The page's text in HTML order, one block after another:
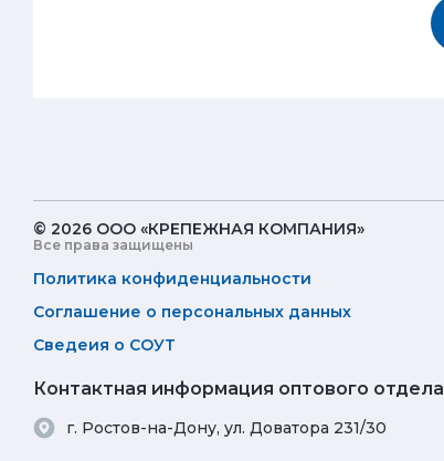
© 2026 ООО «КРЕПЕЖНАЯ КОМПАНИЯ»
Все права защищены
Политика конфиденциальности
Соглашение о персональных данных
Сведеия о СОУТ
Контактная информация оптового отдела
г. Ростов-на-Дону, ул. Доватора 231/30